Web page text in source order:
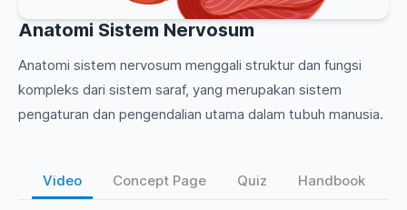
Anatomi Sistem Nervosum
Anatomi sistem nervosum menggali struktur dan fungsi
kompleks dari sistem saraf, yang merupakan sistem
pengaturan dan pengendalian utama dalam tubuh manusia.
Video Concept Page Quiz Handbook